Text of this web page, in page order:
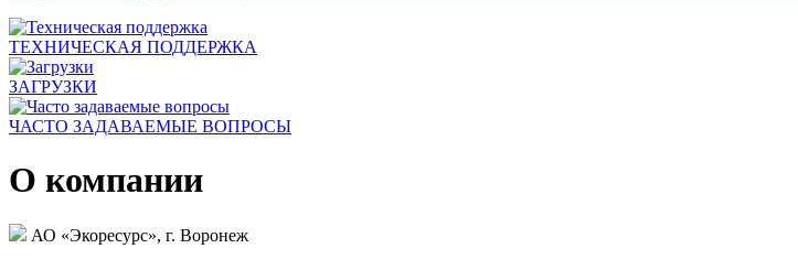
ТЕХНИЧЕСКАЯ ПОДДЕРЖКА
ЗАГРУЗКИ
ЧАСТО ЗАДАВАЕМЫЕ ВОПРОСЫ
О компании
АО «Экоресурс», г. Воронеж